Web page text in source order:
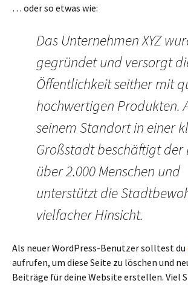
… oder so etwas wie:
Das Unternehmen XYZ
gegründet und versorgt
Öffentlichkeit seither mit
hochwertigen Produkten.
seinem Standort in einer
Großstadt beschäftigt der
über 2.000 Menschen und
unterstützt die
vielfacher Hinsicht.
Als neuer WordPress-Benutzer solltest du
aufrufen, um diese Seite zu löschen und
Beiträge für deine Website erstellen. Viel